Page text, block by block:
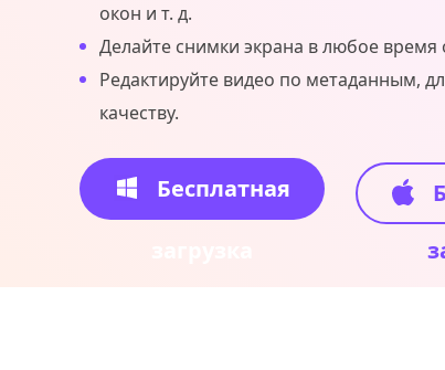
окон и т. д.
Делайте снимки экрана в любое
Редактируйте видео по метаданным,
качеству.
Бесплатная